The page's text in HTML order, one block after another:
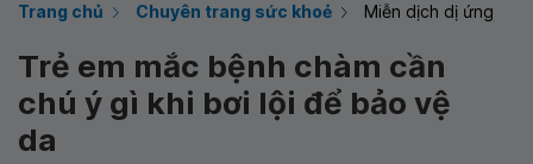
Trang chủ Chuyên trang sức khoẻ Miễn dịch dị ứng
Trẻ em mắc bệnh chàm cần
chú ý gì khi bơi lội để bảo vệ
da